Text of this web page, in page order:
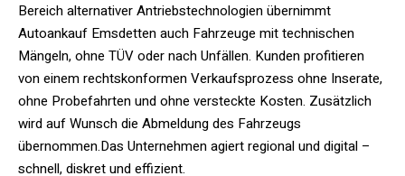
Bereich alternativer Antriebstechnologien übernimmt
Autoankauf Emsdetten auch Fahrzeuge mit technischen
Mängeln, ohne TÜV oder nach Unfällen. Kunden profitieren
von einem rechtskonformen Verkaufsprozess ohne Inserate,
ohne Probefahrten und ohne versteckte Kosten. Zusätzlich
wird auf Wunsch die Abmeldung des Fahrzeugs
übernommen.Das Unternehmen agiert regional und digital –
schnell, diskret und effizient.